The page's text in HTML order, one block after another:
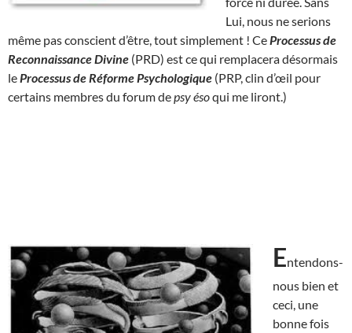
Lui, nous ne serions
même pas conscient d’être, tout simplement ! Ce Processus de
Reconnaissance Divine (PRD) est ce qui remplacera désormais
le Processus de Réforme Psychologique (PRP, clin d’œil pour
certains membres du forum depsy ésoqui me liront.)
Entendons-
nous bien et
ceci, une
bonne fois